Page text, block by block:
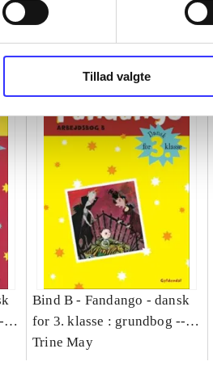
Tillad valgte
Bind B - Fandango - dansk
for 3. klasse : grundbog --
Arbejdsbog. Bind B
Trine May